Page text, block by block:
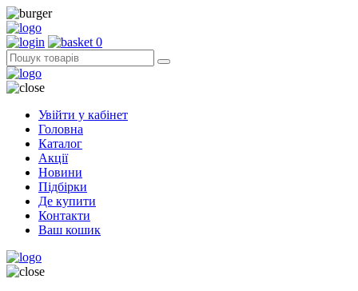
0
Увійти у кабінет
Головна
Каталог
Акції
Новини
Підбірки
Де купити
Контакти
Ваш кошик